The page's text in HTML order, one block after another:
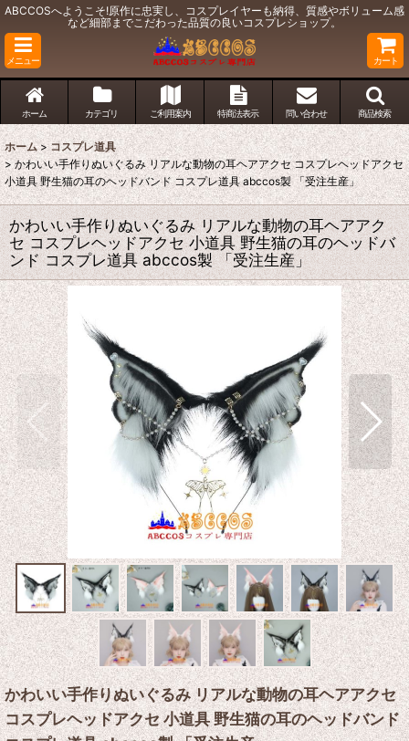
ABCCOSへようこそ!原作に忠実し、コスプレイヤーも納得、質感やボリューム感
など細部までこだわった品質の良いコスプレショップ。
メニュー カート
ホーム カテゴリ ご利用案内 特商法表示 問い合わせ 商品検索
ホーム > コスプレ道具
> かわいい手作りぬいぐるみ リアルな動物の耳ヘアアクセ コスプレヘッドアクセ
小道具 野生猫の耳のヘッドバンド コスプレ道具 abccos製 「受注生産」
かわいい手作りぬいぐるみ リアルな動物の耳ヘアアク
セ コスプレヘッドアクセ 小道具 野生猫の耳のヘッドバ
ンド コスプレ道具 abccos製 「受注生産」
かわいい手作りぬいぐるみ リアルな動物の耳ヘアアクセ
コスプレヘッドアクセ 小道具 野生猫の耳のヘッドバンド